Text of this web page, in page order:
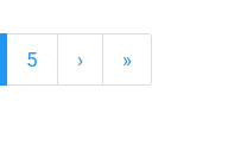
5 › »